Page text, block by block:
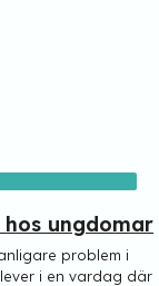
ungdomar
problem i
i en vardag där